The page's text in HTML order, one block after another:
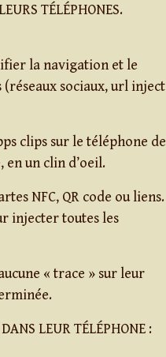
TÉLÉPHONES.
la navigation et le
(réseaux sociaux, url inject
clips sur le téléphone de
un clin d’oeil.
NFC, QR code ou liens.
injecter toutes les
« trace » sur leur
LEUR TÉLÉPHONE :